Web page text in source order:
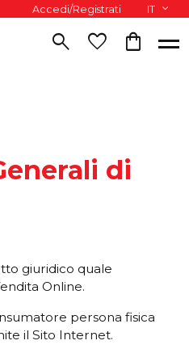
Accedi/Registrati IT
search favorite shopping_bag
di
giuridico quale
Online.
persona fisica
il Sito Internet.